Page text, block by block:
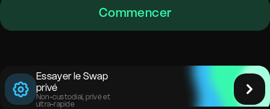
Commencer
Essayer le Swap
privé
Non-custodial, privé et
ultra-rapide